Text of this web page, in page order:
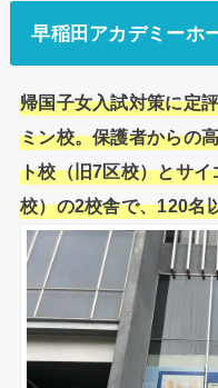
早稲田アカデミーホ
帰国子女入試対策に定
ミン校。保護者からの
ト校（旧7区校）とサイ
校）の2校舎で、120名